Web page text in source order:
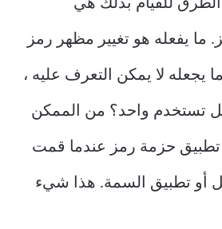
للقيام بذلك هي
ما يفعله هو تغيير مظهر رمز
يجعله لا يمكن التعرف عليه ،
تستخدم واحد؟ من الممكن
تطبيق حزمة رمز عندما قمت
أو تطبيق السمة. هذا شيء